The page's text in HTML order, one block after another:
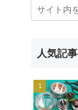
人気記事